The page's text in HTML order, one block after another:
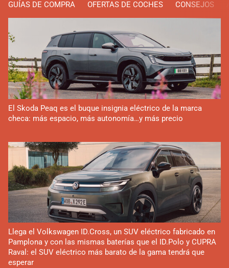
GUÍAS DE COMPRA OFERTAS DE COCHES CONSEJOS
El Skoda Peaq es el buque insignia eléctrico de la marca
checa: más espacio, más autonomía…y más precio
Llega el Volkswagen ID.Cross, un SUV eléctrico fabricado en
Pamplona y con las mismas baterías que el ID.Polo y CUPRA
Raval: el SUV eléctrico más barato de la gama tendrá que
esperar